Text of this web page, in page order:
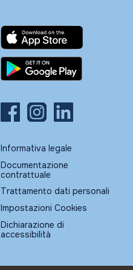
Informativa legale
Documentazione
contrattuale
Trattamento dati personali
Impostazioni Cookies
Dichiarazione di
accessibilità